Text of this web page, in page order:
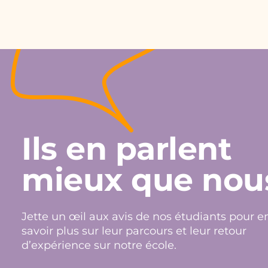
Ils en parlent
mieux que
Jette un œil aux avis de nos étudiants pour
savoir plus sur leur parcours et leur retour
d’expérience sur notre école.